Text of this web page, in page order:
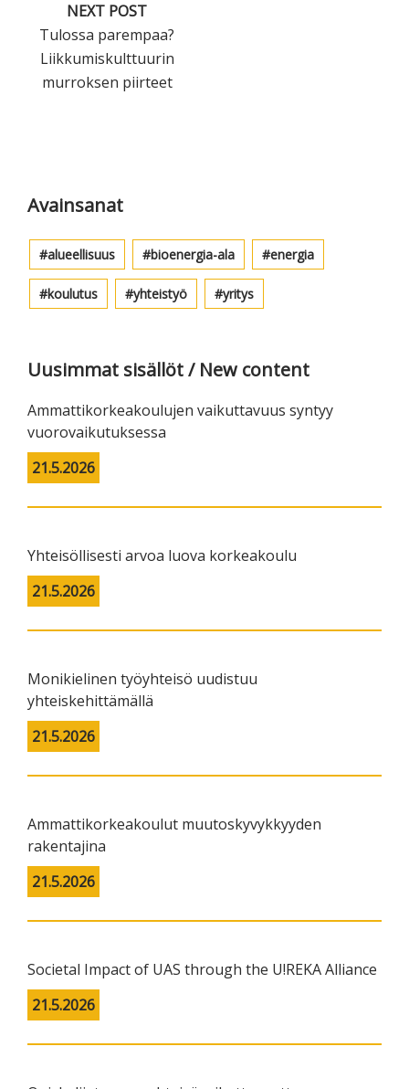
NEXT POST
Tulossa parempaa?
Liikkumiskulttuurin
murroksen piirteet
Avainsanat
alueellisuus bioenergia-ala energia
koulutus yhteistyö yritys
Uusimmat sisällöt / New content
Ammattikorkeakoulujen vaikuttavuus syntyy
vuorovaikutuksessa
21.5.2026
Yhteisöllisesti arvoa luova korkeakoulu
21.5.2026
Monikielinen työyhteisö uudistuu
yhteiskehittämällä
21.5.2026
Ammattikorkeakoulut muutoskyvykkyyden
rakentajina
21.5.2026
Societal Impact of UAS through the U!REKA Alliance
21.5.2026